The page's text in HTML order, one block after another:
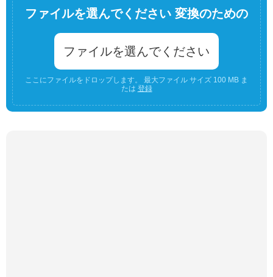
ファイルを選んでください 変換のための
ファイルを選んでください
ここにファイルをドロップします。 最大ファイル サイズ 100 MB ま
たは 登録